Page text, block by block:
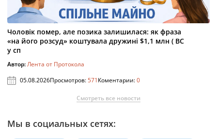
Чоловік помер, але позика залишилася: як фраза
«на його розсуд» коштувала дружині $1,1 млн ( ВС
у сп
Автор:Лента от Протокола
05.08.2026Просмотров:571Коментарии:0
Смотреть все новости
Мы в социальных сетях: